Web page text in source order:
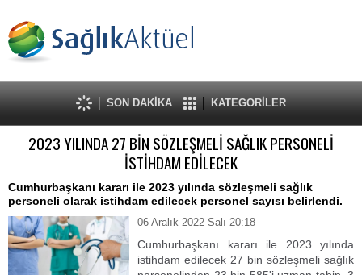
SON DAKİKA KATEGORİLER
2023 YILINDA 27 BİN SÖZLEŞMELİ SAĞLIK PERSONELİ
İSTİHDAM EDİLECEK
Cumhurbaşkanı kararı ile 2023 yılında sözleşmeli sağlık
personeli olarak istihdam edilecek personel sayısı belirlendi.
06 Aralık 2022 Salı 20:18
Cumhurbaşkanı kararı ile 2023 yılında
istihdam edilecek 27 bin sözleşmeli sağlık